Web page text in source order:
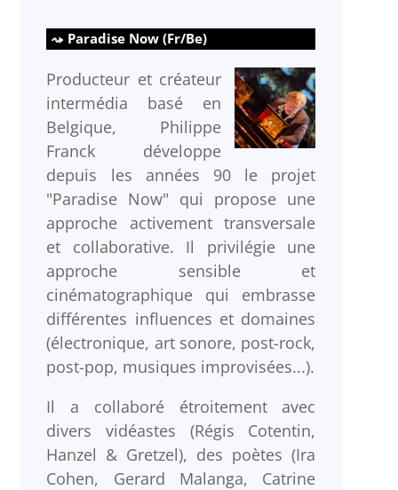
Paradise Now (Fr/Be)
Producteur et créateur
intermédia basé en
Belgique, Philippe
Franck développe
depuis les années 90 le projet
"Paradise Now" qui propose une
approche activement transversale
et collaborative. Il privilégie une
approche sensible et
cinématographique qui embrasse
différentes influences et domaines
(électronique, art sonore, post-rock,
post-pop, musiques improvisées...).
Il a collaboré étroitement avec
divers vidéastes (Régis Cotentin,
Hanzel & Gretzel), des poètes (Ira
Cohen, Gerard Malanga, Catrine